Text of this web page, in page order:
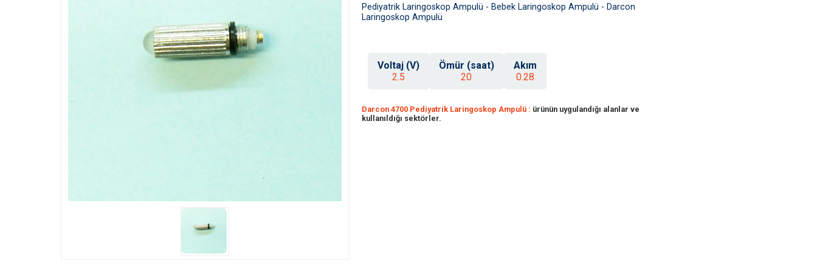
Pediyatrik Laringoskop Ampulü - Bebek Laringoskop Ampulü - Darcon
Laringoskop Ampulü
Voltaj (V)
2.5
Ömür (saat)
20
Akım
0.28
Darcon 4700 Pediyatrik Laringoskop Ampulü : ürünün uygulandığı alanlar ve
kullanıldığı sektörler.